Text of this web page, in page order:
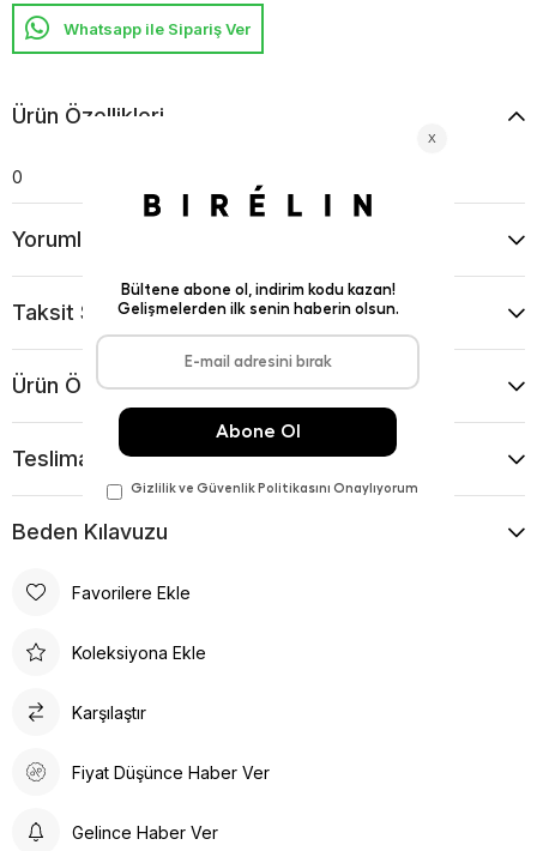
Whatsapp ile Sipariş Ver
Ürün Özellikleri
0
Yorumlar
Taksit Seçenekleri
Ürün Önerileri
Teslimat Ve İade Koşulları
Beden Kılavuzu
Favorilere Ekle
Koleksiyona Ekle
Karşılaştır
Fiyat Düşünce Haber Ver
Gelince Haber Ver